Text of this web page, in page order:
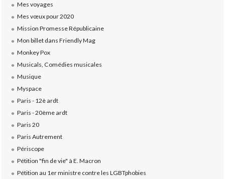
Mes voyages
Mes vœux pour 2020
Mission Promesse Républicaine
Mon billet dans Friendly Mag
Monkey Pox
Musicals, Comédies musicales
Musique
Myspace
Paris - 12è ardt
Paris - 20ème ardt
Paris 20
Paris Autrement
Périscope
Pétition "fin de vie" à E. Macron
Pétition au 1er ministre contre les LGBTphobies